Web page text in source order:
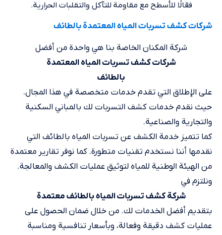
فعّالًا للأسطح مع مقاومة للتآكل والتقلبات الحرارية.
شركات كشف تسربات المياه المعتمدة بالطائف
شركة المكنان الخاصة بنا هي واحدة من أفضل
شركات كشف تسربات المياه المعتمدة
بالطائف
على الإطلاق التي تقدم خدمات متخصصة في هذا المجال.
حيث نقدم خدمات كشف التسربات لك بالمباني السكنية
والتجارية والصناعية.
كما تتميز خدمة الكشف عن تسربات المياه بالطائف التي
نقدمها أننا نستخدم تقنيات متطورة. كما نوفر تقارير معتمدة
من الهيئة الوطنية للمياه لتوثيق عمليات الكشف والمعالجة.
ونلتزم في
شركة كشف تسربات المياه بالطائف معتمدة
بتقديم أفضل الخدمات لك. من خلال ضمان الحصول على
عمليات كشف دقيقة وفعالة، وبأسعار تنافسية ومناسبة